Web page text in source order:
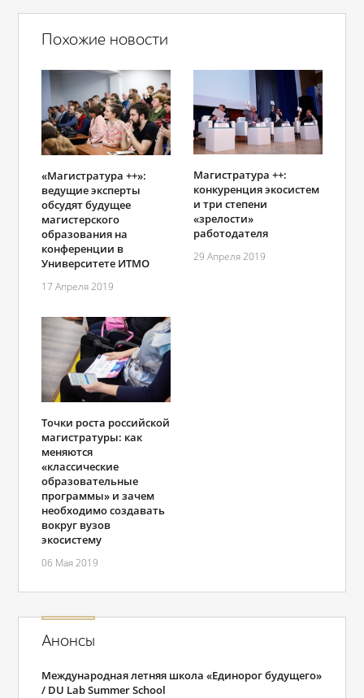
Похожие новости
«Магистратура ++»:
ведущие эксперты
обсудят будущее
магистерского
образования на
конференции в
Университете ИТМО
17 Апреля 2019
Магистратура ++:
конкуренция экосистем
и три степени
«зрелости»
работодателя
29 Апреля 2019
Точки роста российской
магистратуры: как
меняются
«классические
образовательные
программы» и зачем
необходимо создавать
вокруг вузов
экосистему
06 Мая 2019
Анонсы
Международная летняя школа «Единорог будущего»
/ DU Lab Summer School